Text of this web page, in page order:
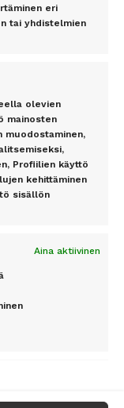
eri
tai yhdistelmien
olevien
mainosten
muodostaminen,
Profiilien käyttö
kehittäminen
sisällön
Aina aktiivinen
Aina aktiivinen